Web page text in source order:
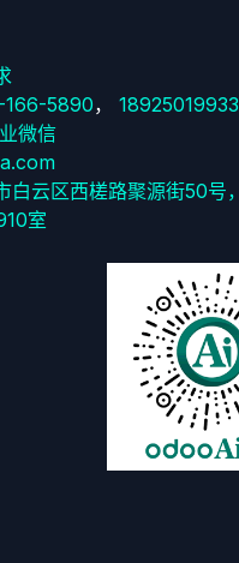
5890， 18925019933
微信
白云区西槎路聚源街50号，
室